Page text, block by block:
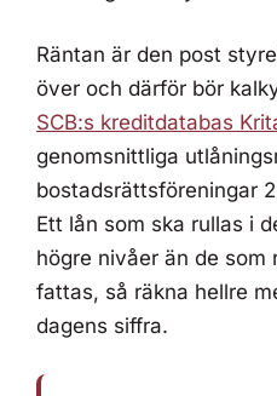
Räntan är den post
över och därför bör
SCB:s kreditdatabas
genomsnittliga
bostadsrättsföreningar
Ett lån som ska rullas i
högre nivåer än de som
fattas, så räkna hellre
dagens siffra.